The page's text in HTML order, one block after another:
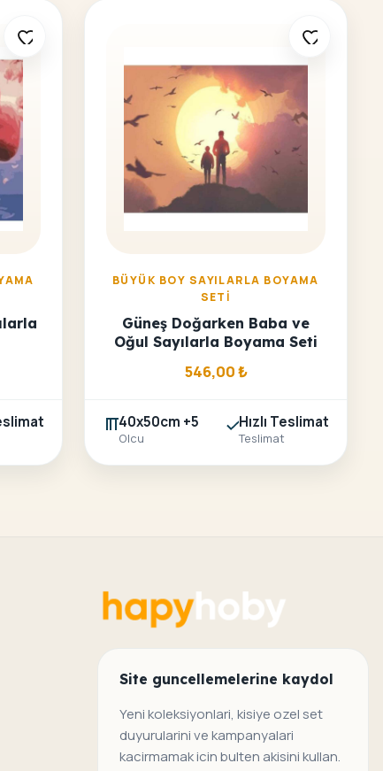
BÜYÜK BOY SAYILARLA BOYAMA
SETI
Güneş Doğarken Baba ve
Oğul Sayılarla Boyama Seti
546,00₺
40x50cm +5
Olcu
Hızlı Teslimat
Teslimat
Site guncellemelerine kaydol
Yeni koleksiyonlari, kisiye ozel set
duyurularini ve kampanyalari
kacirmamak icin bulten akisini kullan.